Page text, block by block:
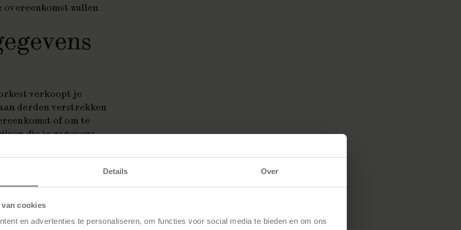
Details Over
cookies
en advertenties te personaliseren, om functies voor social media te bieden en om ons
overeenkomst zullen
verkoopt je
derden verstrekken
of om te
die je gegevens
om
vertrouwelijkheid van
Kamerorkest blijft